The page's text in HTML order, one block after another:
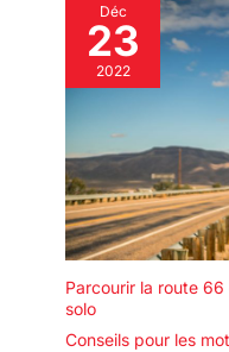
Déc
23
2022
Parcourir la route
solo
Conseils pour les